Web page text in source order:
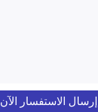
إرسال الاستفسار الآن